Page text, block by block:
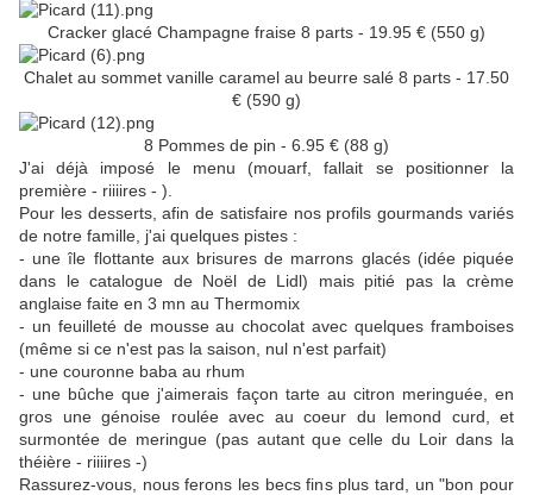
Cracker glacé Champagne fraise 8 parts - 19.95 € (550 g)
Chalet au sommet vanille caramel au beurre salé 8 parts - 17.50
€ (590 g)
8 Pommes de pin - 6.95 € (88 g)
J'ai déjà imposé le menu (mouarf, fallait se positionner la
première - riiiires - ).
Pour les desserts, afin de satisfaire nos profils gourmands variés
de notre famille, j'ai quelques pistes :
- une île flottante aux brisures de marrons glacés (idée piquée
dans le catalogue de Noël de Lidl) mais pitié pas la crème
anglaise faite en 3 mn au Thermomix
- un feuilleté de mousse au chocolat avec quelques framboises
(même si ce n'est pas la saison, nul n'est parfait)
- une couronne baba au rhum
- une bûche que j'aimerais façon tarte au citron meringuée, en
gros une génoise roulée avec au coeur du lemond curd, et
surmontée de meringue (pas autant que celle du Loir dans la
théière - riiiires -)
Rassurez-vous, nous ferons les becs fins plus tard, un "bon pour